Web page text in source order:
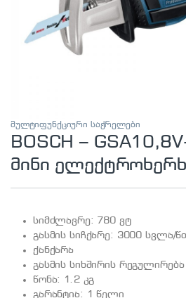
მულტიფუნქციური საჭრელები
BOSCH –
მინი
სიმძლავრე: 780 ვტ
გასმის სიჩქარე: 3000 სვლა/
ქანქარა
გასმის სიხშირის რეგულირება
წონა: 1.2 კგ
გარანტია: 1 წელი